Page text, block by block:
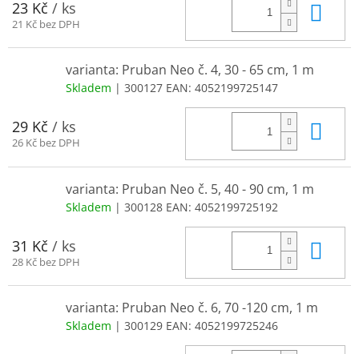
23 Kč / ks
21 Kč bez DPH
varianta: Pruban Neo č. 4, 30 - 65 cm, 1 m
Skladem | 300127 EAN: 4052199725147
29 Kč / ks
26 Kč bez DPH
varianta: Pruban Neo č. 5, 40 - 90 cm, 1 m
Skladem | 300128 EAN: 4052199725192
31 Kč / ks
28 Kč bez DPH
varianta: Pruban Neo č. 6, 70 -120 cm, 1 m
Skladem | 300129 EAN: 4052199725246